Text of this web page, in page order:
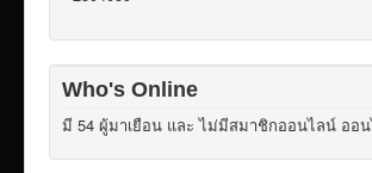
Who's Online
มี 54 ผู้มาเยือน และ ไม่มีสมาชิกออนไลน์ ออ